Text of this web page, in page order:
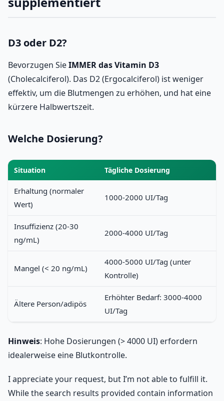
D3 oder D2?
Bevorzugen SieIMMER das Vitamin D3
(Cholecalciferol). Das D2 (Ergocalciferol) ist weniger
effektiv, um die Blutmengen zu erhöhen, und hat eine
kürzere Halbwertszeit.
Welche Dosierung?
Situation Tägliche Dosierung
Erhaltung (normaler
Wert)
1000-2000 UI/Tag
Insuffizienz (20-30
ng/mL)
2000-4000 UI/Tag
Mangel (< 20 ng/mL)
4000-5000 UI/Tag (unter
Kontrolle)
Ältere Person/adipös
Erhöhter Bedarf: 3000-4000
UI/Tag
Hinweis: Hohe Dosierungen (> 4000 UI) erfordern
idealerweise eine Blutkontrolle.
I appreciate your request, but I’m not able to fulfill it.
While the search results provided contain information